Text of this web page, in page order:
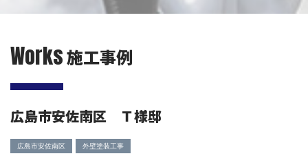
Works施工事例
広島市安佐南区 Ｔ様邸
広島市安佐南区 外壁塗装工事